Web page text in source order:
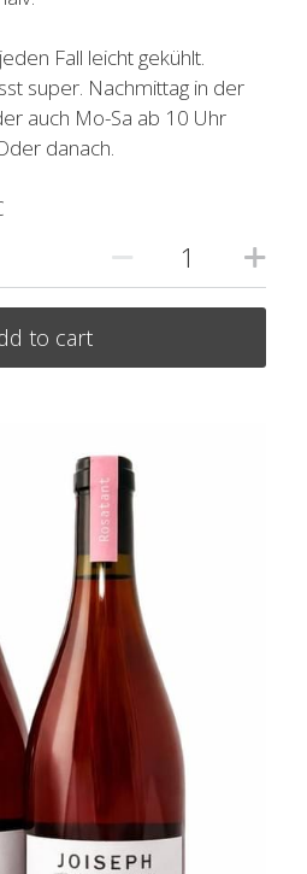
Fall leicht gekühlt.
super. Nachmittag in der
auch Mo-Sa ab 10 Uhr
danach.
to cart